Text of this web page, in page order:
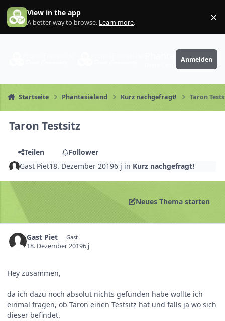
Zum Inhalt springen
View in the app
A better way to browse. Learn more. ×
PhantaFriends.de
Anmelden
Startseite Phantasialand Kurz nachgefragt! Taron
Taron Testsitz
Teilen
Follower
Gast Piet18. Dezember 20196 j in Kurz nachgefragt!
Neues Thema starten
Gast Piet Gast
18. Dezember 20196 j
Hey zusammen,
da ich dazu noch absolut nichts gefunden habe wollte ich
einmal fragen, ob Taron einen Testsitz hat und falls ja wo sich
dieser befindet.